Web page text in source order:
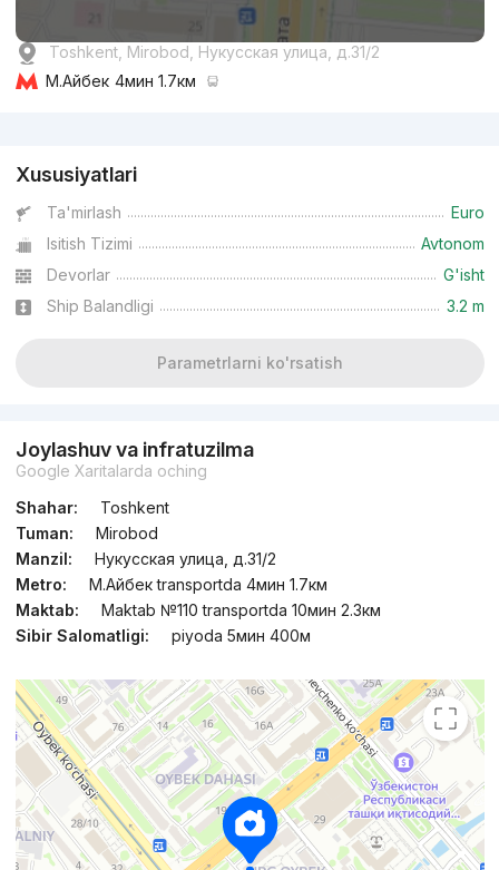
Toshkent, Mirobod, Нукусская улица, д.31/2
М.Айбек 4мин 1.7км
Xususiyatlari
Ta'mirlash
Euro
Isitish Tizimi
Avtonom
Devorlar
G'isht
Ship Balandligi
3.2 m
Parametrlarni ko'rsatish
Joylashuv va infratuzilma
Google Xaritalarda oching
Shahar:
Toshkent
Tuman:
Mirobod
Manzil:
Нукусская улица, д.31/2
Metro:
М.Айбек transportda 4мин 1.7км
Maktab:
Maktab №110 transportda 10мин 2.3км
Sibir Salomatligi:
piyoda 5мин 400м